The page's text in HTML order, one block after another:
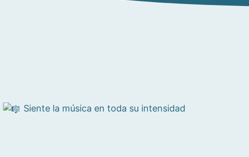
Siente la música en toda su intensidad